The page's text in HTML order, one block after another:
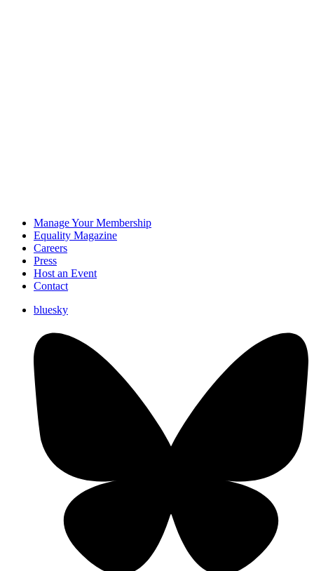
Manage Your Membership
Equality Magazine
Careers
Press
Host an Event
Contact
bluesky